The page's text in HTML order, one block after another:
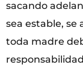
sacando
sea estable, se
toda madre